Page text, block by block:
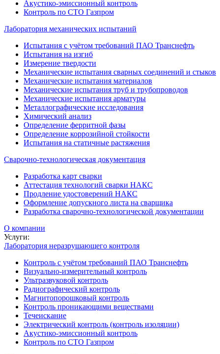
Акустико-эмиссионный контроль
Контроль по СТО Газпром
Лаборатория механических испытаний
Испытания с учётом требований ПАО Транснефть
Испытания на изгиб
Измерение твердости
Механические испытания сварных соединений и стыков
Механические испытания материалов
Механические испытания труб и трубопроводов
Механические испытания арматуры
Металлографические исследования
Химический анализ
Определение ферритной фазы
Определение коррозийной стойкости
Испытания на статичные растяжения
Сварочно-технологическая документация
Разработка карт сварки
Аттестация технологий сварки НАКС
Продление удостоверений НАКС
Оформление допускного листа на сварщика
Разработка сварочно-технологической документации
О компании
Услуги:
Лаборатория неразрушающего контроля
Контроль с учётом требований ПАО Транснефть
Визуально-измерительный контроль
Ультразвуковой контроль
Радиографический контроль
Магнитопорошковый контроль
Контроль проникающими веществами
Течеискание
Электрический контроль (контроль изоляции)
Акустико-эмиссионный контроль
Контроль по СТО Газпром